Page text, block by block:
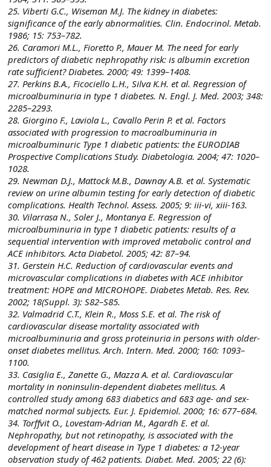
25. Viberti G.C., Wiseman M.J. The kidney in diabetes:
significance of the early abnormalities. Clin. Endocrinol. Metab.
1986; 15: 753–782.
26. Caramori M.L., Fioretto P., Mauer M. The need for early
predictors of diabetic nephropathy risk: is albumin excretion
rate sufficient? Diabetes. 2000; 49: 1399–1408.
27. Perkins B.A., Ficociello L.H., Silva K.H. et al. Regression of
microalbuminuria in type 1 diabetes. N. Engl. J. Med. 2003; 348:
2285–2293.
28. Giorgino F., Laviola L., Cavallo Perin P. et al. Factors
associated with progression to macroalbuminuria in
microalbuminuric Type 1 diabetic patients: the EURODIAB
Prospective Complications Study. Diabetologia. 2004; 47: 1020–
1028.
29. Newman D.J., Mattock M.B., Dawnay A.B. et al. Systematic
review on urine albumin testing for early detection of diabetic
complications. Health Technol. Assess. 2005; 9: iii-vi, xiii-163.
30. Vilarrasa N., Soler J., Montanya E. Regression of
microalbuminuria in type 1 diabetic patients: results of a
sequential intervention with improved metabolic control and
ACE inhibitors. Acta Diabetol. 2005; 42: 87–94.
31. Gerstein H.C. Reduction of cardiovascular events and
microvascular complications in diabetes with ACE inhibitor
treatment: HOPE and MICROHOPE. Diabetes Metab. Res. Rev.
2002; 18(Suppl. 3): S82–S85.
32. Valmadrid C.T., Klein R., Moss S.E. et al. The risk of
cardiovascular disease mortality associated with
microalbuminuria and gross proteinuria in persons with older-
onset diabetes mellitus. Arch. Intern. Med. 2000; 160: 1093–
1100.
33. Casiglia E., Zanette G., Mazza A. et al. Cardiovascular
mortality in noninsulin-dependent diabetes mellitus. A
controlled study among 683 diabetics and 683 age- and sex-
matched normal subjects. Eur. J. Epidemiol. 2000; 16: 677–684.
34. Torffvit O., Lovestam-Adrian M., Agardh E. et al.
Nephropathy, but not retinopathy, is associated with the
development of heart disease in Type 1 diabetes: a 12-year
observation study of 462 patients. Diabet. Med. 2005; 22 (6):